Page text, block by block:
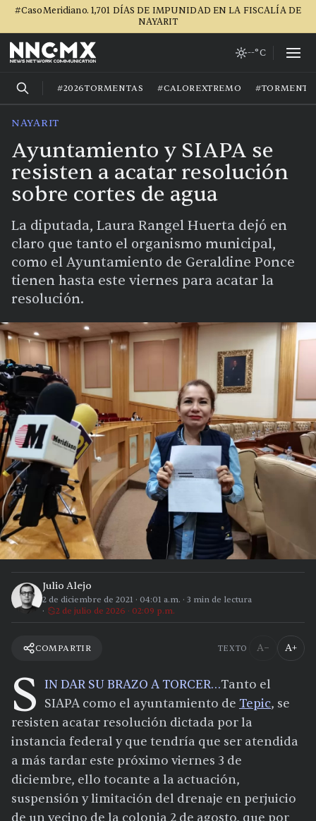
#CasoMeridiano. 1,701 DÍAS DE IMPUNIDAD EN LA FISCALÍA DE
NAYARIT
--°C
#2026TORMENTAS #CALOREXTREMO
NAYARIT
Ayuntamiento y SIAPA se
resisten a acatar resolución
sobre cortes de agua
La diputada, Laura Rangel Huerta dejó en
claro que tanto el organismo municipal,
como el Ayuntamiento de Geraldine Ponce
tienen hasta este viernes para acatar la
resolución.
Julio Alejo
2 de diciembre de 2021 · 04:01 a.m. · 3 min de lectura
2 de julio de 2026 · 02:09 p.m.
COMPARTIR TEXTO A− A+
S IN DAR SU BRAZO A TORCER…Tanto el
SIAPA como el ayuntamiento de Tepic, se
resisten acatar resolución dictada por la
instancia federal y que tendría que ser atendida
a más tardar este próximo viernes 3 de
diciembre, ello tocante a la actuación,
suspensión y limitación del drenaje en perjuicio
de un vecino de la colonia 2 de agosto, que por